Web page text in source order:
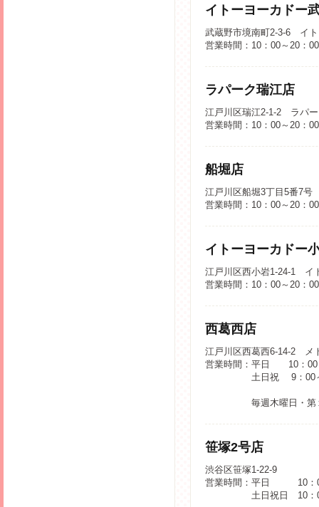
イトーヨーカドー
武蔵野市境南町2-3-6 イ
営業時間：10：00～20：
ラパーク瑞江店
江戸川区瑞江2-1-2 ラパー
営業時間：10：00～20：
船堀店
江戸川区船堀3丁目5番7号
営業時間：10：00～20：
イトーヨーカドー
江戸川区西小岩1-24-1 イ
営業時間：10：00～20：
西葛西店
江戸川区西葛西6-14-2 メ
営業時間：平日 10：00
土日祝 9：00
毎週木曜日・
笹塚2号店
渋谷区笹塚1-22-9
営業時間：平日 10：00
土日祝日 10：